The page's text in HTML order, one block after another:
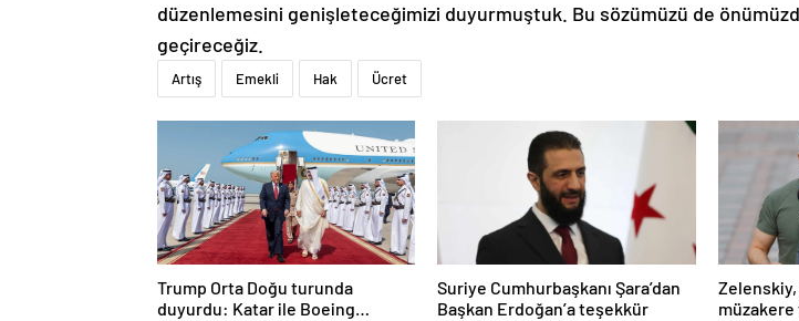
düzenlemesini genişleteceğimizi duyurmuştuk. Bu sözümüzü de
geçireceğiz.
Artış Emekli Hak Ücret
Trump Orta Doğu turunda
duyurdu: Katar ile Boeing
Suriye Cumhurbaşkanı Şara’dan
Başkan Erdoğan’a teşekkür
Zelenskiy,
müzakere